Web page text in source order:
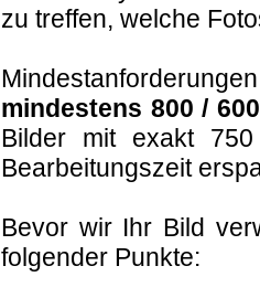
zu treffen, welche
mindestens 800 /
Bilder mit exakt
Bearbeitungszeit
Bevor wir Ihr Bild
folgender Punkte: